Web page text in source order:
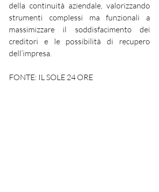
della continuità aziendale, valorizzando
strumenti complessi ma funzionali a
massimizzare il soddisfacimento dei
creditori e le possibilità di recupero
dell’impresa.
FONTE: IL SOLE 24 ORE